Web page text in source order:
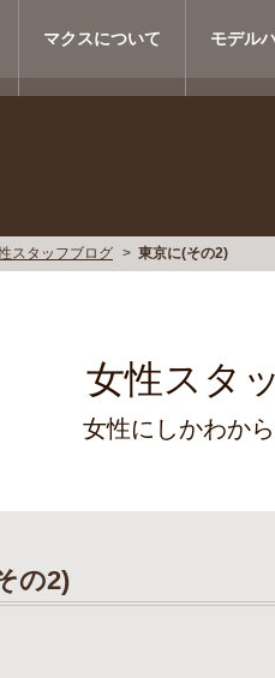
マクスについて モデル
スタッフブログ 東京に(その2)
女性スタ
女性にしかわか
の2)